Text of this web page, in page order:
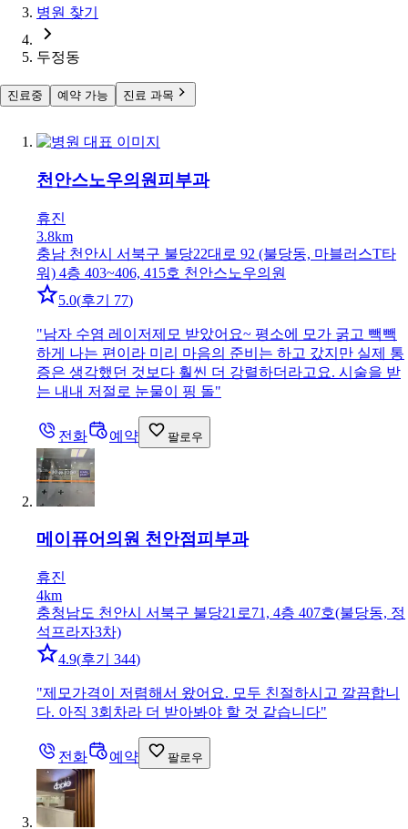
병원 찾기
두정동
진료중 예약 가능 진료 과목
천안스노우의원피부과
휴진
3.8km
충남 천안시 서북구 불당22대로 92 (불당동, 마블러스T타
워) 4층 403~406, 415호 천안스노우의원
5.0(후기 77)
"남자 수염 레이저제모 받았어요~ 평소에 모가 굵고 빽빽
하게 나는 편이라 미리 마음의 준비는 하고 갔지만 실제 통
증은 생각했던 것보다 훨씬 더 강렬하더라고요. 시술을 받
는 내내 저절로 눈물이 핑 돌"
전화 예약 팔로우
메이퓨어의원 천안점피부과
휴진
4km
충청남도 천안시 서북구 불당21로71, 4층 407호(불당동, 정
석프라자3차)
4.9(후기 344)
"제모가격이 저렴해서 왔어요. 모두 친절하시고 깔끔합니
다. 아직 3회차라 더 받아봐야 할 것 같습니다"
전화 예약 팔로우